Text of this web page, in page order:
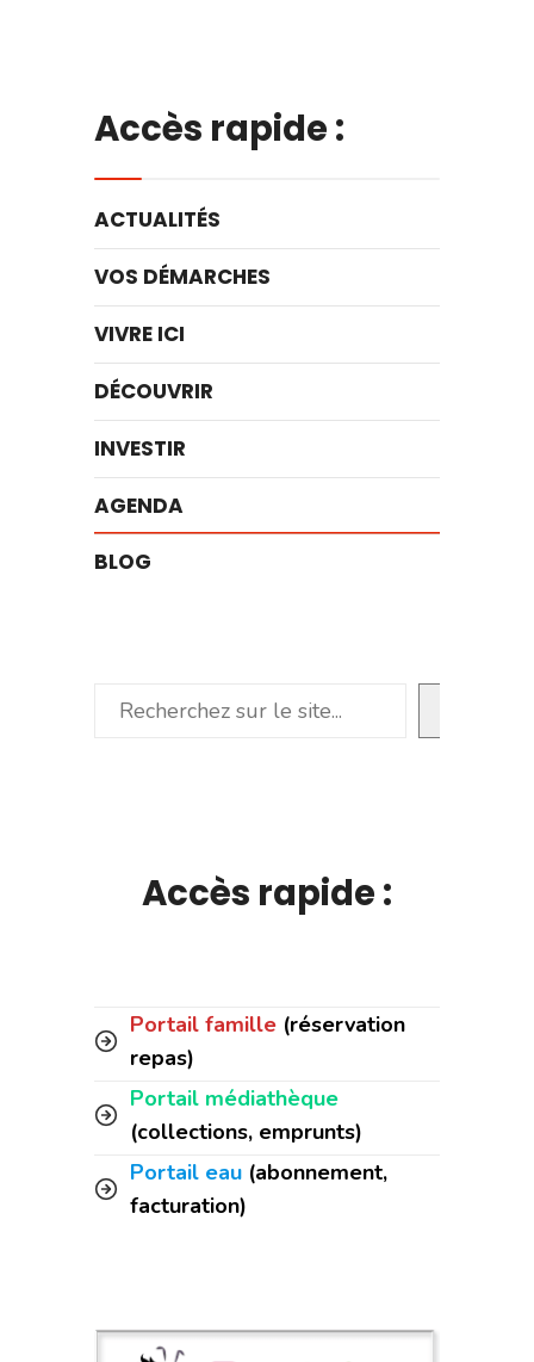
Accès rapide :
ACTUALITÉS
VOS DÉMARCHES
VIVRE ICI
DÉCOUVRIR
INVESTIR
AGENDA
BLOG
Rechercher
Accès rapide :
Portail famille (réservation
repas)
Portail médiathèque
(collections, emprunts)
Portail eau (abonnement,
facturation)